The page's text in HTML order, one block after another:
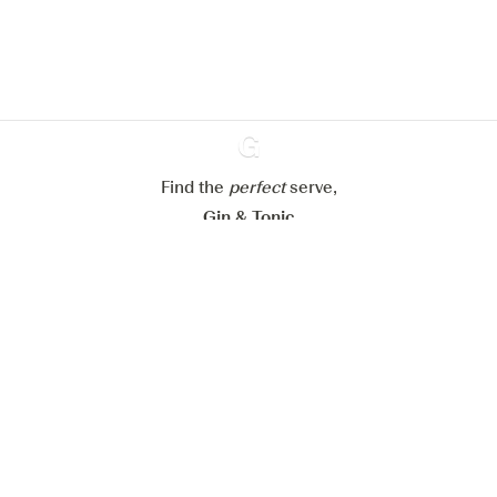
Ginventory
Find the perfectserve,
Gin & Tonic